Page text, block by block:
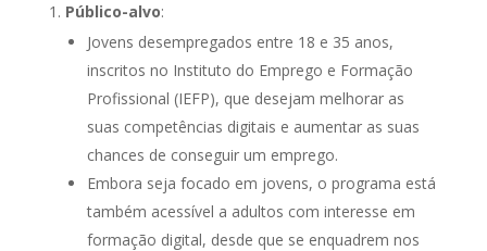
Público-alvo:
Jovens desempregados entre 18 e 35 anos,
inscritos no Instituto do Emprego e Formação
Profissional (IEFP), que desejam melhorar as
suas competências digitais e aumentar as suas
chances de conseguir um emprego.
Embora seja focado em jovens, o programa está
também acessível a adultos com interesse em
formação digital, desde que se enquadrem nos